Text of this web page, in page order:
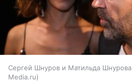
Сергей Шнуров и Матильда Шнурова
Media.ru